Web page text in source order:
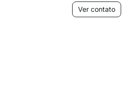
Ver contato